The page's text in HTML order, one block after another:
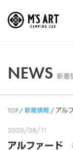
NEWS 新着
TOP/新着情報 / アル
2020/08/11
アルファード